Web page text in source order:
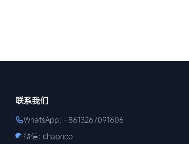
联系我们
WhatsApp: +8613267091606
微信: chaoneo